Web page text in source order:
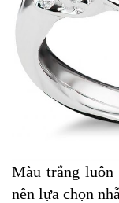
Màu trắng luôn
nên lựa chọn